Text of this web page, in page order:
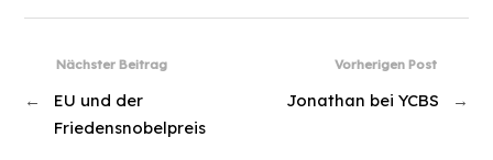
Vorherigen Post
Jonathan bei YCBS →
Nächster Beitrag
←
EU und der
Friedensnobelpreis